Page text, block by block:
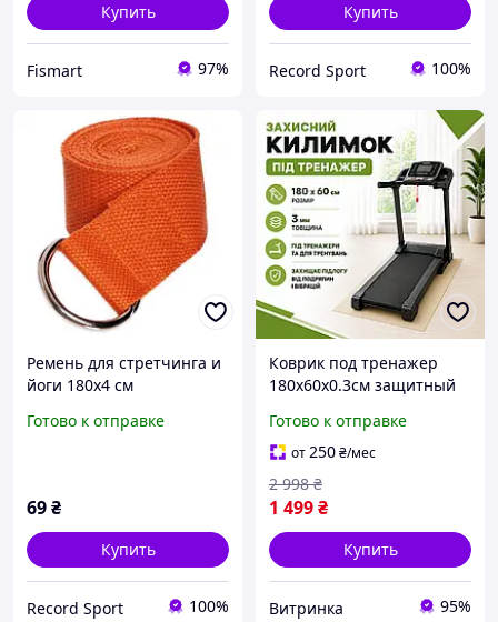
Купить
Fismart 97%
Купить
Record Sport 100%
Ремень для стретчинга и
йоги 180х4 см
Готово к отправке
69₴
Купить
Record Sport 100%
Коврик под тренажер
180х60х0.3см защитный
дорожки велотренажера
орбитрека
шумопоглощающий
вибропоглощающий
Готово к отправке
от250₴/мес
1 499₴
2 998 ₴
Купить
Витринка 95%